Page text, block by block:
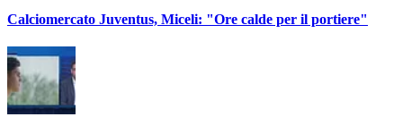
Calciomercato Juventus, Miceli: "Ore calde per il portiere"